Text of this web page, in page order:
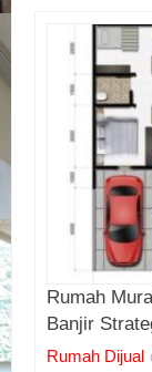
Rumah
Banjir
Rumah Dijual